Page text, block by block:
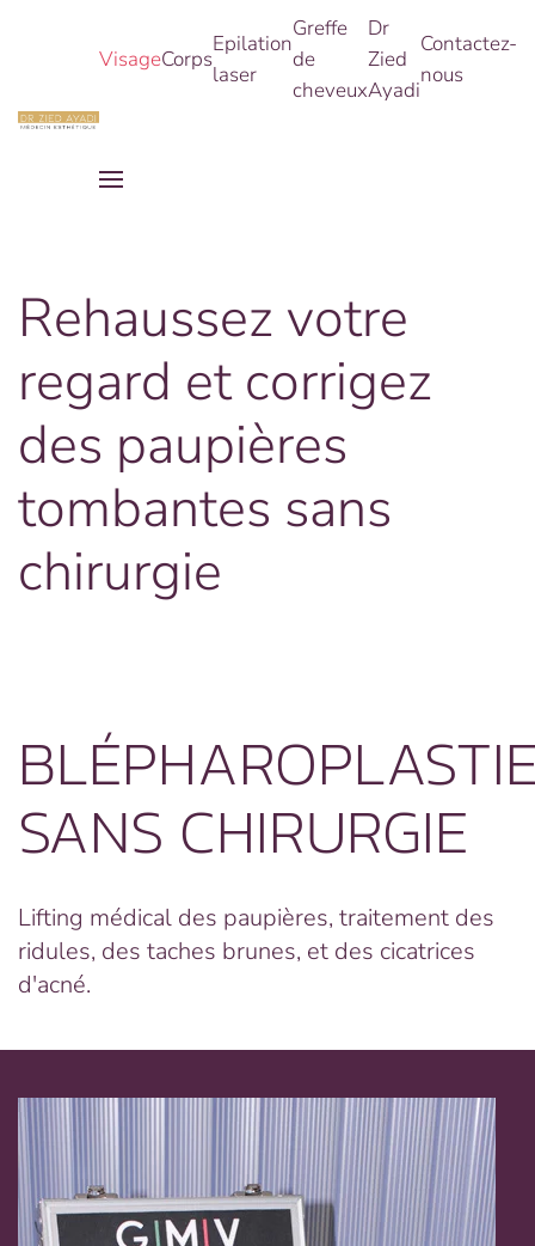
main
VisageCorps
Epilation
laser
Greffe
de
cheveux
Dr
Zied
Ayadi
Contactez-
nous
Rehaussez votre
regard et corrigez
des paupières
tombantes sans
chirurgie
SANS CHIRURGIE
Lifting médical des paupières, traitement des
ridules, des taches brunes, et des cicatrices
d'acné.